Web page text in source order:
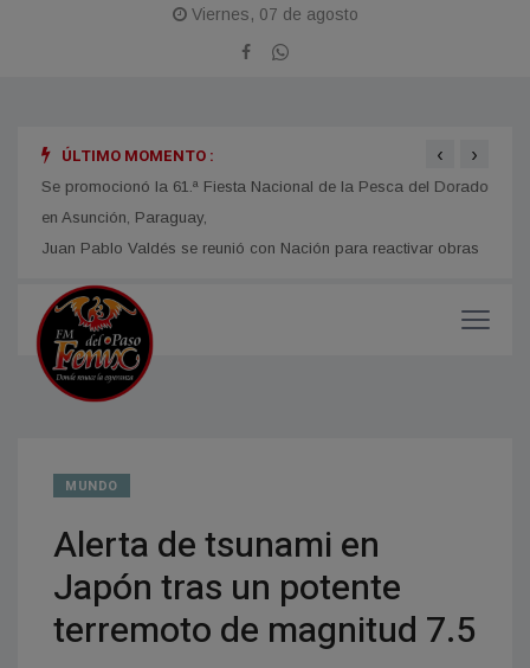
Viernes, 07 de agosto
ÚLTIMO MOMENTO :
Se promocionó la 61.ª Fiesta Nacional de la Pesca del Dorado
en Asunción, Paraguay,
‹ ›
MUNDO
Alerta de tsunami en
Japón tras un potente
terremoto de magnitud 7.5